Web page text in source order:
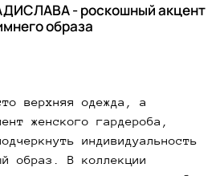
- роскошный акцент
образа
верхняя одежда, а
женского гардероба,
индивидуальность
образ. В коллекции